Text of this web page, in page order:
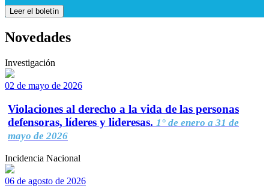
Leer el boletín
Novedades
Investigación
02 de mayo de 2026
Violaciones al derecho a la vida de las personas
defensoras, líderes y lideresas. 1° de enero a 31 de
mayo de 2026
Incidencia Nacional
06 de agosto de 2026